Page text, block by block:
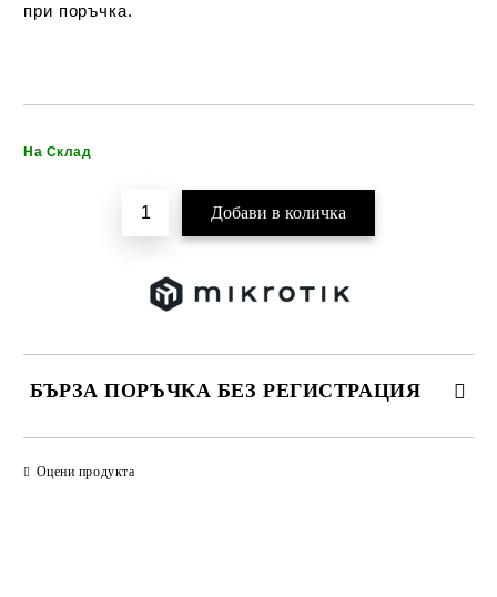
при поръчка.
На Склад
БЪРЗА ПОРЪЧКА БЕЗ РЕГИСТРАЦИЯ
Оцени продукта